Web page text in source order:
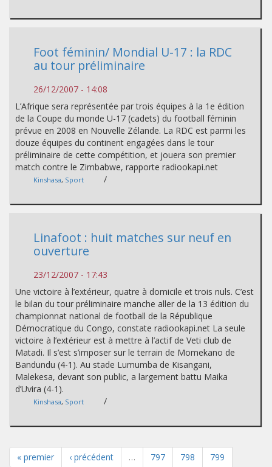
Foot féminin/ Mondial U-17 : la RDC
au tour préliminaire
26/12/2007 - 14:08
L’Afrique sera représentée par trois équipes à la 1e édition
de la Coupe du monde U-17 (cadets) du football féminin
prévue en 2008 en Nouvelle Zélande. La RDC est parmi les
douze équipes du continent engagées dans le tour
préliminaire de cette compétition, et jouera son premier
match contre le Zimbabwe, rapporte radiookapi.net
Kinshasa, Sport /
Linafoot : huit matches sur neuf en
ouverture
23/12/2007 - 17:43
Une victoire à l’extérieur, quatre à domicile et trois nuls. C’est
le bilan du tour préliminaire manche aller de la 13 édition du
championnat national de football de la République
Démocratique du Congo, constate radiookapi.net La seule
victoire à l’extérieur est à mettre à l’actif de Veti club de
Matadi. Il s’est s’imposer sur le terrain de Momekano de
Bandundu (4-1). Au stade Lumumba de Kisangani,
Malekesa, devant son public, a largement battu Maika
d’Uvira (4-1).
Kinshasa, Sport /
« premier ‹ précédent … 797 798
799